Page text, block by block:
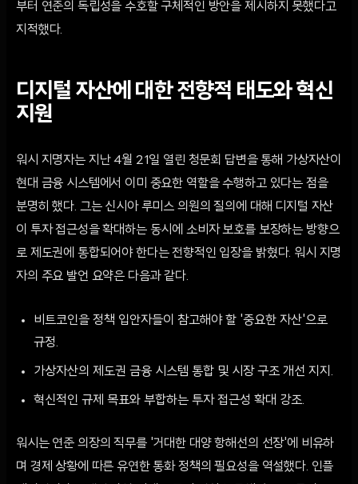
부터 연준의 독립성을 수호할 구체적인 방안을 제시하지 못했다고
지적했다.
디지털 자산에 대한 전향적 태도와 혁신
지원
워시 지명자는 지난 4월 21일 열린 청문회 답변을 통해 가상자산이
현대 금융 시스템에서 이미 중요한 역할을 수행하고 있다는 점을
분명히 했다. 그는 신시아 루미스 의원의 질의에 대해 디지털 자산
이 투자 접근성을 확대하는 동시에 소비자 보호를 보장하는 방향으
로 제도권에 통합되어야 한다는 전향적인 입장을 밝혔다. 워시 지명
자의 주요 발언 요약은 다음과 같다.
비트코인을 정책 입안자들이 참고해야 할 '중요한 자산'으로
규정.
가상자산의 제도권 금융 시스템 통합 및 시장 구조 개선 지지.
혁신적인 규제 목표와 부합하는 투자 접근성 확대 강조.
워시는 연준 의장의 직무를 '거대한 대양 항해선의 선장'에 비유하
며 경제 상황에 따른 유연한 통화 정책의 필요성을 역설했다. 인플